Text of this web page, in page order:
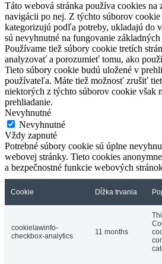
Táto webová stránka používa cookies na
navigácii po nej. Z týchto súborov cookie
kategorizujú podľa potreby, ukladajú do
sú nevyhnutné na fungovanie
Používame tiež súbory cookie tretích
analyzovať a porozumieť tomu, ako
Tieto súbory cookie budú uložené v
používateľa. Máte tiež možnosť zrušiť
niektorých z týchto súborov cookie však
prehliadanie.
Nevyhnutné
Nevyhnutné
Vždy zapnuté
Potrebné súbory cookie sú úplne
webovej stránky. Tieto cookies
a bezpečnostné funkcie webových
Cookie Dĺžka trvania
cookielawinfo-
checkbox-analytics
11 months